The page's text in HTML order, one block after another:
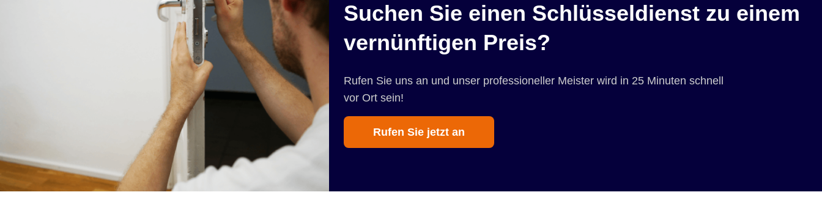
Suchen Sie einen Schlüsseldienst zu einem
vernünftigen Preis?
Rufen Sie uns an und unser professioneller Meister wird in 25 Minuten schnell
vor Ort sein!
Rufen Sie jetzt an